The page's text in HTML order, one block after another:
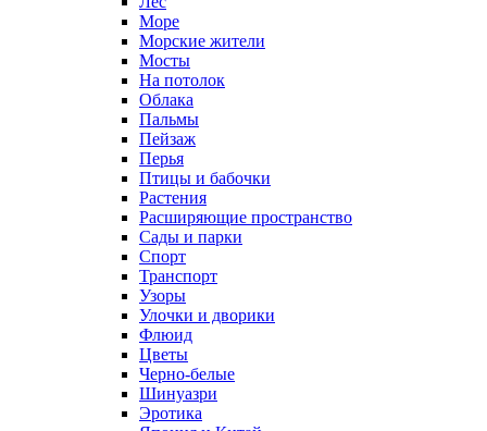
Море
Морские жители
Мосты
На потолок
Облака
Пальмы
Пейзаж
Перья
Птицы и бабочки
Растения
Расширяющие пространство
Сады и парки
Спорт
Транспорт
Узоры
Улочки и дворики
Флюид
Цветы
Черно-белые
Шинуазри
Эротика